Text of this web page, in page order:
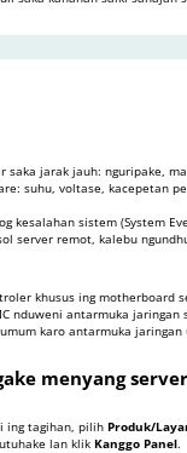
menyang
IPMI
gambar iso
saka jarak jauh: nguripake,
suhu, voltase, kacepetan
kesalahan sistem (System
server remot, kalebu
khusus ing motherboard
nduweni antarmuka jaringan
karo antarmuka jaringan
menyang
ing tagihan, pilih Produk/
lan klik Kanggo Panel.